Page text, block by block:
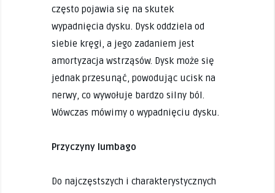
często pojawia się na skutek
wypadnięcia dysku. Dysk oddziela od
siebie kręgi, a jego zadaniem jest
amortyzacja wstrząsów. Dysk może się
jednak przesunąć, powodując ucisk na
nerwy, co wywołuje bardzo silny ból.
Wówczas mówimy o wypadnięciu dysku.
Przyczyny lumbago
Do najczęstszych i charakterystycznych